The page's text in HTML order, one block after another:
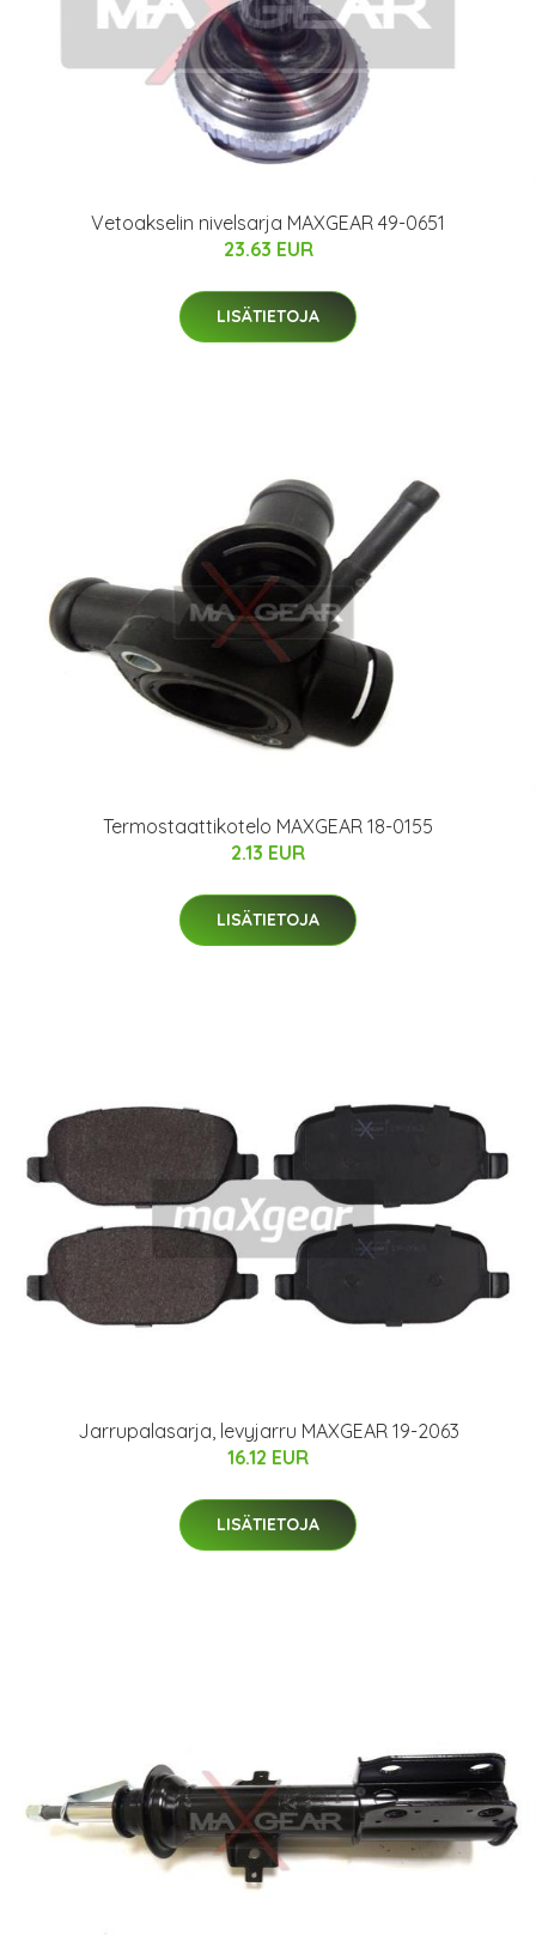
Vetoakselin nivelsarja MAXGEAR 49-0651
23.63 EUR
LISÄTIETOJA
Termostaattikotelo MAXGEAR 18-0155
2.13 EUR
LISÄTIETOJA
Jarrupalasarja, levyjarru MAXGEAR 19-2063
16.12 EUR
LISÄTIETOJA